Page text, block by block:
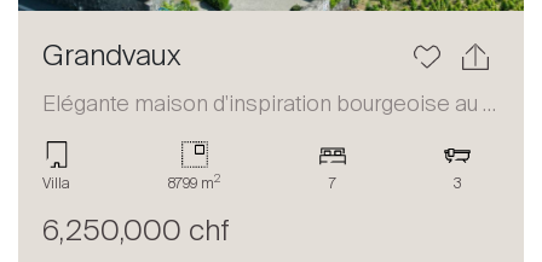
Grandvaux
Elégante maison d'inspiration bourgeoise au coeur du Lavaux
Villa 8799 m2 7 3
6,250,000 chf